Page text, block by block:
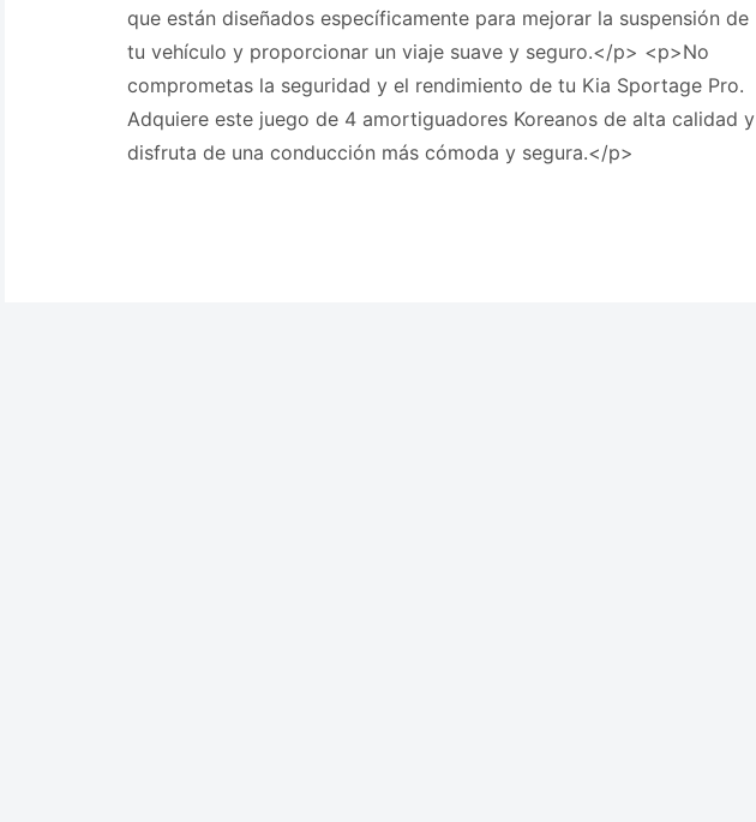
que están diseñados específicamente para mejorar la suspensión de
tu vehículo y proporcionar un viaje suave y seguro.</p> <p>No
comprometas la seguridad y el rendimiento de tu Kia Sportage Pro.
Adquiere este juego de 4 amortiguadores Koreanos de alta calidad y
disfruta de una conducción más cómoda y segura.</p>